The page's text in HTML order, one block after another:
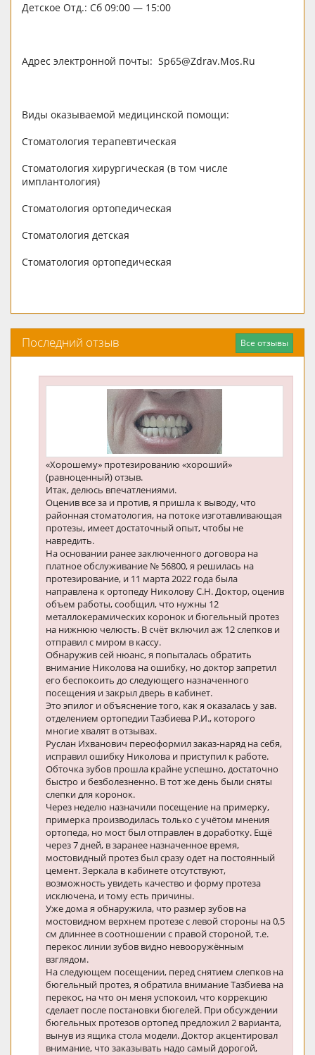
Детское Отд.: Сб 09:00 — 15:00
Адрес электронной почты: Sp65@Zdrav.Mos.Ru
Виды оказываемой медицинской помощи:
Стоматология терапевтическая
Стоматология хирургическая (в том числе
имплантология)
Стоматология ортопедическая
Стоматология детская
Стоматология ортопедическая
Все отзывы
Последний отзыв
«Хорошему» протезированию «хороший»
(равноценный) отзыв.
Итак, делюсь впечатлениями.
Оценив все за и против, я пришла к выводу, что
районная стоматология, на потоке изготавливающая
протезы, имеет достаточный опыт, чтобы не
навредить.
На основании ранее заключенного договора на
платное обслуживание № 56800, я решилась на
протезирование, и 11 марта 2022 года была
направлена к ортопеду Николову С.Н. Доктор, оценив
объем работы, сообщил, что нужны 12
металлокерамических коронок и бюгельный протез
на нижнюю челюсть. В счёт включил аж 12 слепков и
отправил с миром в кассу.
Обнаружив сей нюанс, я попыталась обратить
внимание Николова на ошибку, но доктор запретил
его беспокоить до следующего назначенного
посещения и закрыл дверь в кабинет.
Это эпилог и объяснение того, как я оказалась у зав.
отделением ортопедии Тазбиева Р.И., которого
многие хвалят в отзывах.
Руслан Ихванович переоформил заказ-наряд на себя,
исправил ошибку Николова и приступил к работе.
Обточка зубов прошла крайне успешно, достаточно
быстро и безболезненно. В тот же день были сняты
слепки для коронок.
Через неделю назначили посещение на примерку,
примерка производилась только с учётом мнения
ортопеда, но мост был отправлен в доработку. Ещё
через 7 дней, в заранее назначенное время,
мостовидный протез был сразу одет на постоянный
цемент. Зеркала в кабинете отсутствуют,
возможность увидеть качество и форму протеза
исключена, и тому есть причины.
Уже дома я обнаружила, что размер зубов на
мостовидном верхнем протезе с левой стороны на 0,5
см длиннее в соотношении с правой стороной, т.е.
перекос линии зубов видно невооружённым
взглядом.
На следующем посещении, перед снятием слепков на
бюгельный протез, я обратила внимание Тазбиева на
перекос, на что он меня успокоил, что коррекцию
сделает после постановки бюгелей. При обсуждении
бюгельных протезов ортопед предложил 2 варианта,
вынув из ящика стола модели. Доктор акцентировал
внимание, что заказывать надо самый дорогой,